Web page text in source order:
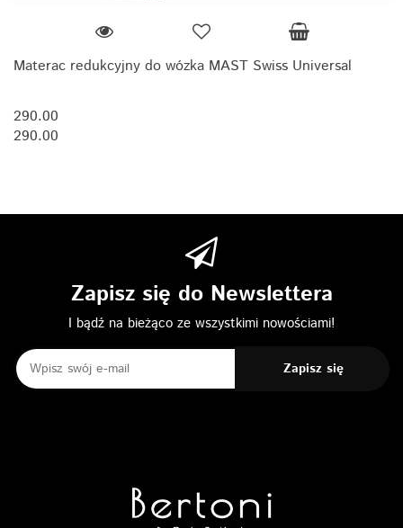
Materac redukcyjny do wózka MAST Swiss Universal
290.00
290.00
Zapisz się do Newslettera
I bądź na bieżąco ze wszystkimi nowościami!